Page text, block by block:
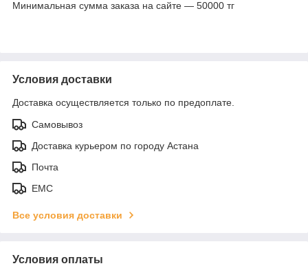
Минимальная сумма заказа на сайте — 50000 тг
Условия доставки
Доставка осуществляется только по предоплате.
Самовывоз
Доставка курьером по городу Астана
Почта
ЕМС
Все условия доставки
Условия оплаты